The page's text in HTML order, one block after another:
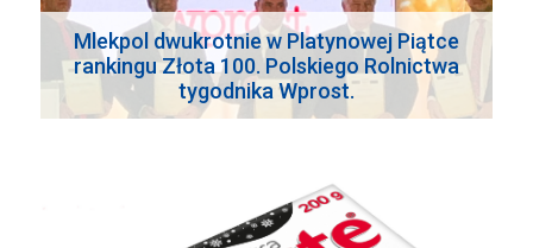
Mlekpol dwukrotnie w Platynowej Piątce
rankingu Złota 100. Polskiego Rolnictwa
tygodnika Wprost.